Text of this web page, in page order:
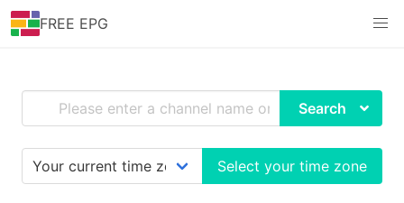
FREE EPG
Search
Select your time zone